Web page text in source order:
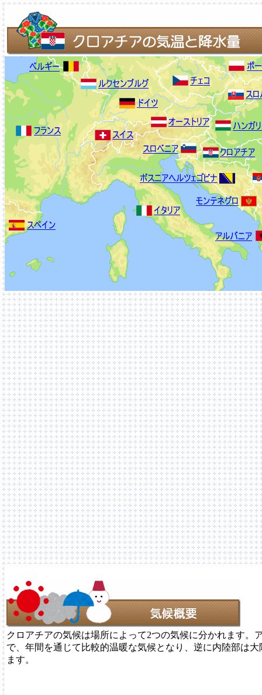
クロアチアの気候は場所によって2つの気候に分かれます。
で、年間を通じて比較的温暖な気候となり、逆に内陸部は
ます。